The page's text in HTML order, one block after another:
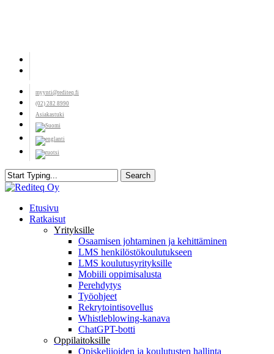
myynti@rediteq.fi
(02) 282 8990
Asiakastuki
Search
Close
search
Menu
Etusivu
Ratkaisut
Yrityksille
Osaamisen johtaminen ja kehittäminen
LMS henkilöstökoulutukseen
LMS koulutusyrityksille
Mobiili oppimisalusta
Perehdytys
Työohjeet
Rekrytointisovellus
Whistleblowing-kanava
ChatGPT-botti
Oppilaitoksille
Opiskelijoiden ja koulutusten hallinta